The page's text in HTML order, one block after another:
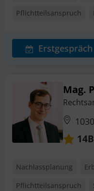
Pflichtteilsanspruch
Erstgespräch
Mag.
14
Nachlassplanung
Pflichtteilsanspruch